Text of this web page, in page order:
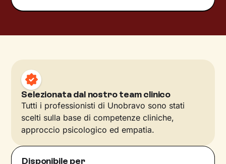
Selezionata dal nostro team clinico
Tutti i professionisti di Unobravo sono stati
scelti sulla base di competenze cliniche,
approccio psicologico ed empatia.
Disponibile per